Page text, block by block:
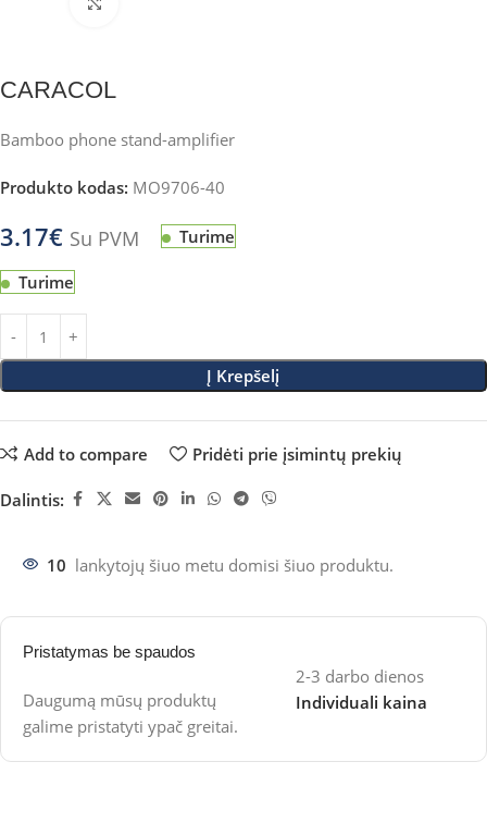
CARACOL
Bamboo phone stand-amplifier
Produkto kodas: MO9706-40
3.17€ Su PVM Turime
Turime
Į Krepšelį
Add to compare Pridėti prie įsimintų prekių
Dalintis:
10 lankytojų šiuo metu domisi šiuo produktu.
Pristatymas be spaudos
Daugumą mūsų produktų
galime pristatyti ypač greitai.
2-3 darbo dienos
Individuali kaina